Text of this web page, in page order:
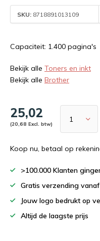
SKU: 8718891013109
Capaciteit: 1.400 pagina's
Bekijk alle Toners en inkt
Bekijk alle Brother
25,02
(20,68 Excl. btw)
Koop nu, betaal op
>100.000 Klanten
Gratis verzending
Jouw logo bedrukt op
Altijd de laagste prijs